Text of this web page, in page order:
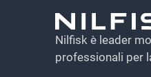
Nilfisk è leader
professionali per